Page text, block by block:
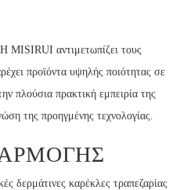
MISIRUI αντιμετωπίζει τους
προϊόντα υψηλής ποιότητας σε
πλούσια πρακτική εμπειρία της
της προηγμένης τεχνολογίας.
δερμάτινες καρέκλες τραπεζαρίας